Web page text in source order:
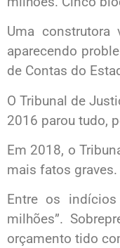
Uma
aparecendo
de Contas do
O Tribunal de
2016 parou tudo,
Em 2018, o
mais fatos graves.
Entre os
milhões”.
orçamento tido